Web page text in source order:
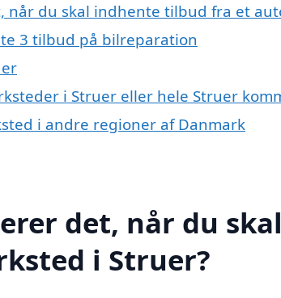
når du skal indhente tilbud fra et
3 tilbud på bilreparation
i Struer eller hele Struer
i andre regioner af Danmark
det, når du
i Struer?